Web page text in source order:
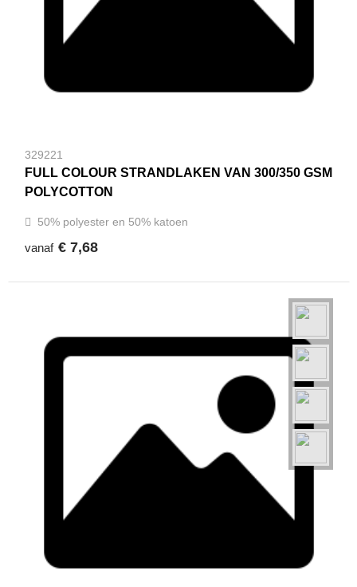
329221
FULL COLOUR STRANDLAKEN VAN 300/350 GSM
POLYCOTTON
50% polyester en 50% katoen
vanaf € 7,68